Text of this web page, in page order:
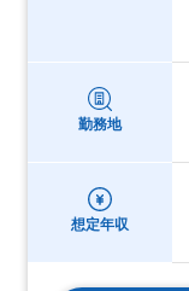
勤務地
想定年収